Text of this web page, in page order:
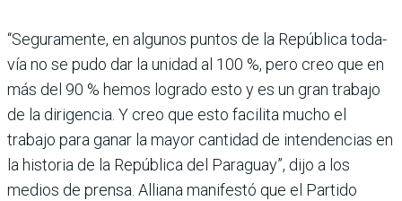
“Seguramente, en algunos puntos de la República toda­
vía no se pudo dar la unidad al 100 %, pero creo que en
más del 90 % hemos logrado esto y es un gran trabajo
de la dirigencia. Y creo que esto facilita mucho el
trabajo para ganar la mayor cantidad de intendencias en
la historia de la República del Paraguay”, dijo a los
medios de prensa. Alliana manifestó que el Par­tido